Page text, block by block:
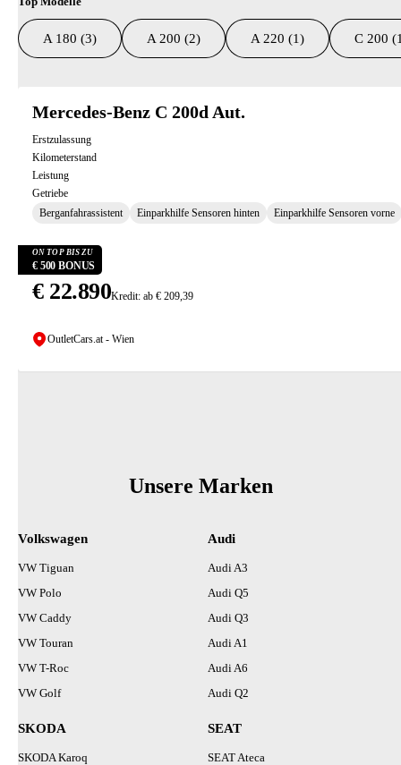
A 180 (3) A 200 (2) A 220 (1) C 200
Mercedes-Benz C 200d Aut.
Erstzulassung
Kilometerstand
Leistung
Getriebe
Berganfahrassistent
Einparkhilfe Sensoren hinten Einparkhilfe Sensoren vorne
ON TOP BIS ZU
€ 500 BONUS
€ 22.890Kredit: ab € 209,39
OutletCars.at - Wien
Unsere Marken
Volkswagen
VW Tiguan
VW Polo
VW Caddy
VW Touran
VW T-Roc
VW Golf
Audi
Audi A3
Audi Q5
Audi Q3
Audi A1
Audi A6
Audi Q2
SKODA
SKODA Karoq
SEAT
SEAT Ateca